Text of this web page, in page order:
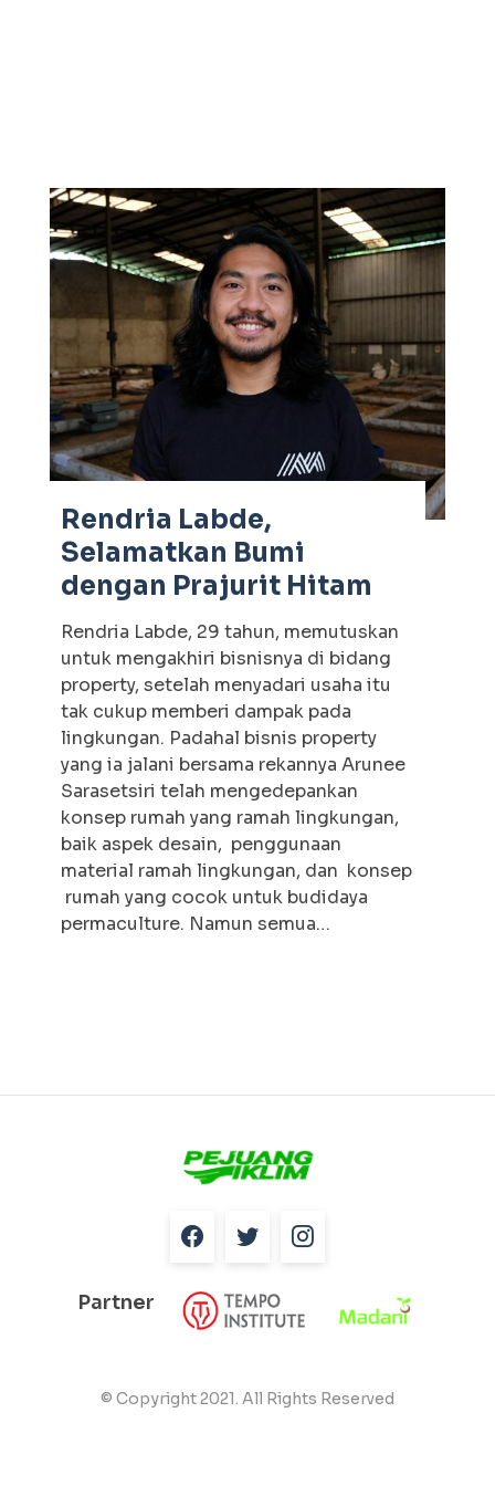
Rendria Labde,
Selamatkan Bumi
dengan Prajurit Hitam
Rendria Labde, 29 tahun, memutuskan
untuk mengakhiri bisnisnya di bidang
property, setelah menyadari usaha itu
tak cukup memberi dampak pada
lingkungan. Padahal bisnis property
yang ia jalani bersama rekannya Arunee
Sarasetsiri telah mengedepankan
konsep rumah yang ramah lingkungan,
baik aspek desain, penggunaan
material ramah lingkungan, dan konsep
rumah yang cocok untuk budidaya
permaculture. Namun semua…
Partner
© Copyright 2021. All Rights Reserved